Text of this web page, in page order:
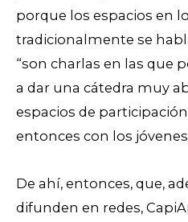
porque los espacios en
tradicionalmente se
“son charlas en las que
a dar una cátedra muy
espacios de
entonces con los
De ahí, entonces, que,
difunden en redes,